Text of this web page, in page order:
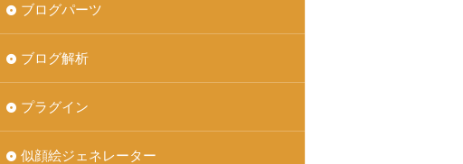
ブログパーツ
ブログ解析
プラグイン
似顔絵ジェネレーター